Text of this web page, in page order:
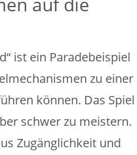
ist ein Paradebeispiel
zu einer
können. Das Spiel
schwer zu meistern.
Zugänglichkeit und